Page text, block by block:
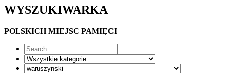
WYSZUKIWARKA
POLSKICH MIEJSC PAMIĘCI